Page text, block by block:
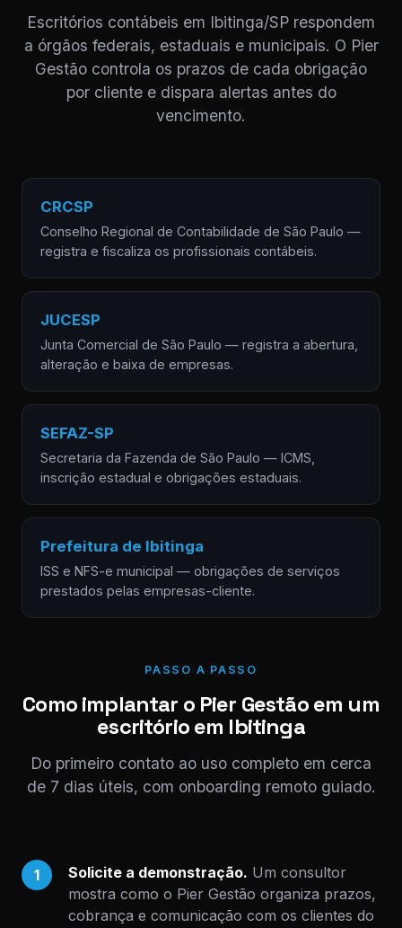
Escritórios contábeis em Ibitinga/SP respondem
a órgãos federais, estaduais e municipais. O Pier
Gestão controla os prazos de cada obrigação
por cliente e dispara alertas antes do
vencimento.
CRCSP
Conselho Regional de Contabilidade de São Paulo —
registra e fiscaliza os profissionais contábeis.
JUCESP
Junta Comercial de São Paulo — registra a abertura,
alteração e baixa de empresas.
SEFAZ-SP
Secretaria da Fazenda de São Paulo — ICMS,
inscrição estadual e obrigações estaduais.
Prefeitura de Ibitinga
ISS e NFS-e municipal — obrigações de serviços
prestados pelas empresas-cliente.
PASSO A PASSO
Como implantar o Pier Gestão em um
escritório em Ibitinga
Do primeiro contato ao uso completo em cerca
de 7 dias úteis, com onboarding remoto guiado.
1 Solicite a demonstração. Um consultor
mostra como o Pier Gestão organiza prazos,
cobrança e comunicação com os clientes do